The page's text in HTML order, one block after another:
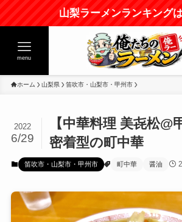
山梨ラーメンランキング
menu
ホーム 山梨県 笛吹市・山梨市・甲州市
【中華料理 美㐂松@
密着型の町中華
2022
6/29
笛吹市・山梨市・甲州市 町中華 醤油